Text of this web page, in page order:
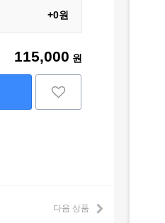
+0원
115,000 원
다음 상품